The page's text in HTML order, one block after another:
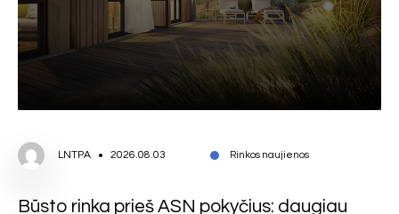
LNTPA 2026.08.03 Rinkos naujienos
Būsto rinka prieš ASN pokyčius: daugiau